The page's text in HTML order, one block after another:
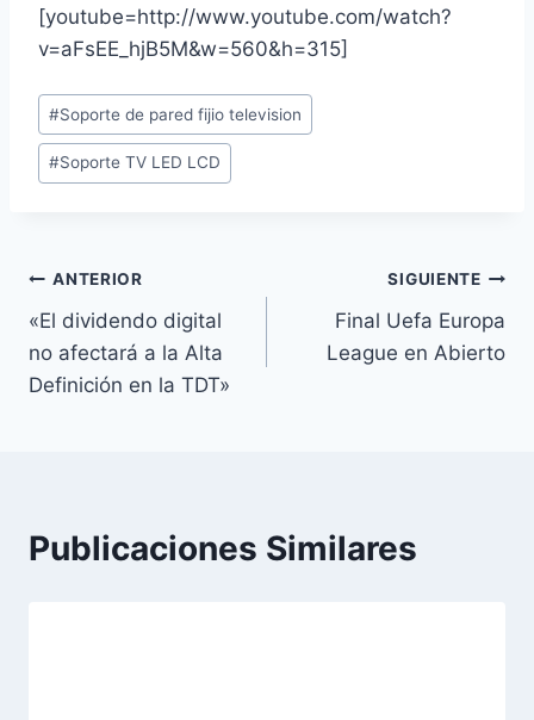
[youtube=http://www.youtube.com/watch?
v=aFsEE_hjB5M&w=560&h=315]
Etiquetas
de
la
#Soporte de pared fijio television
#Soporte TV LED LCD
Navegación
de
entradas
ANTERIOR
«El dividendo digital
no afectará a la Alta
Definición en la TDT»
SIGUIENTE
Final Uefa Europa
League en Abierto
Publicaciones Similares